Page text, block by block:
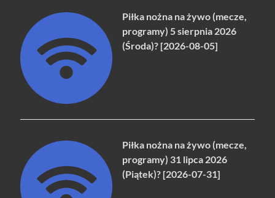
Piłka nożna na żywo (mecze,
programy) 5 sierpnia 2026
(Środa)? [2026-08-05]
Piłka nożna na żywo (mecze,
programy) 31 lipca 2026
(Piątek)? [2026-07-31]